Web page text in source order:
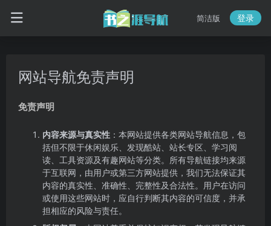
简洁版 登录
网站导航免责声明
免责声明
内容来源与真实性 ：本网站提供各类网站导航信息，包
括但不限于休闲娱乐、发现酷站、站长专区、学习阅
读、工具资源及有趣网站等分类。所有导航链接均来源
于互联网，由用户或第三方网站提供，我们无法保证其
内容的真实性、准确性、完整性及合法性。用户在访问
或使用这些网站时，应自行判断其内容的可信度，并承
担相应的风险与责任。